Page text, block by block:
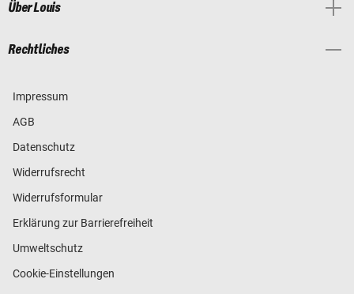
Über Louis
Rechtliches
Impressum
AGB
Datenschutz
Widerrufsrecht
Widerrufsformular
Erklärung zur Barrierefreiheit
Umweltschutz
Cookie-Einstellungen